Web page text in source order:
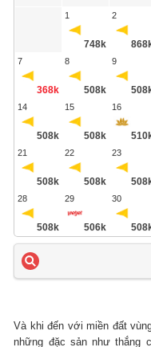
1
748k
2
7
368k
8
508k
9
14
508k
15
508k
16
21
508k
22
508k
23
28
508k
29
506k
30
Và khi đến với miền đất
những đặc sản như thắng